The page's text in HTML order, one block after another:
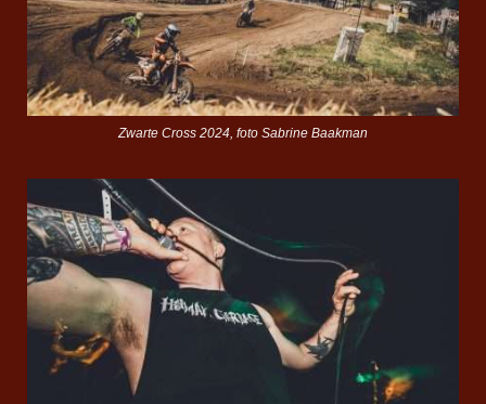
Zwarte Cross 2024, foto Sabrine Baakman